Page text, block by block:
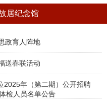
居纪念馆
政育人阵地
送春联活动
2025年（第二期）公开招聘
检人员名单公告